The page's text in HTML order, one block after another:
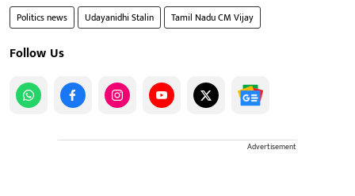
Politics news Udayanidhi Stalin Tamil Nadu CM Vijay
Follow Us
Advertisement